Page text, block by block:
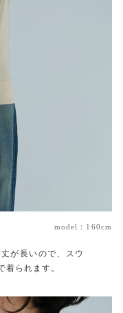
model：160cm
が長いので、スウ
着られます。